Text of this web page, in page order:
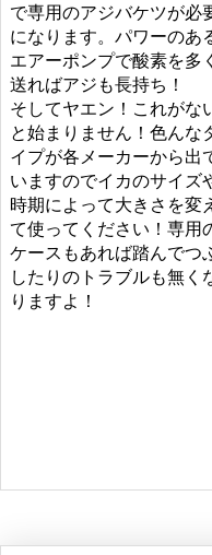
で専用のアジバケツが必
になります。パワーのあ
エアーポンプで酸素を多く
送ればアジも長持ち！
そしてヤエン！これがな
と始まりません！色んな
イプが各メーカーから出
いますのでイカのサイズ
時期によって大きさを変
て使ってください！専用
ケースもあれば踏んでつ
したりのトラブルも無く
りますよ！